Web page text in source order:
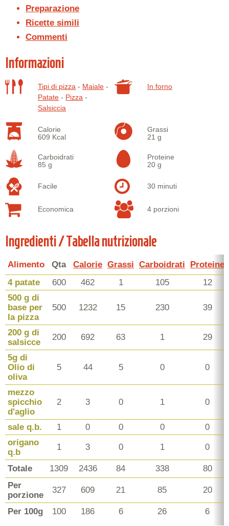
Preparazione
Ricette simili
Commenti
Informazioni
Tipi di pizza - Maiale -
Patate - Pizza -
Salsiccia
In forno
Calorie
609 Kcal
Grassi
21 g
Carboidrati
85 g
Proteine
20 g
Facile 30 minuti
Economica 4 porzioni
Ingredienti / Tabella nutrizionale
Alimento Qta Calorie Grassi Carboidrati
Proteine
4 patate
600 462 1 105
12
500 g di
base per
la pizza
500 1232 15 230 39
200 g di
salsicce
200 692 63 1 29
5g di
Olio di
oliva
5 44 5 0 0
mezzo
spicchio
d'aglio
2 3 0 1 0
sale q.b. 1 0 0 0
0
origano
q.b
1 3 0 1 0
Totale 1309 2436 84 338
80
Per
porzione
327 609 21 85 20
Per 100g 100 186 6 26 6